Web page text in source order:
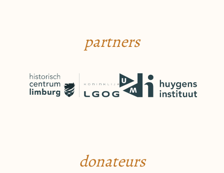
partners
donateurs